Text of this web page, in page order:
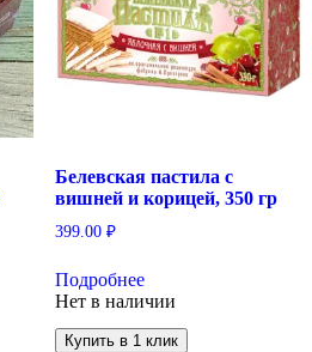
Белевская пастила с
вишней и корицей, 350 гр
399.00 ₽
Подробнее
Нет в наличии
Купить в 1 клик